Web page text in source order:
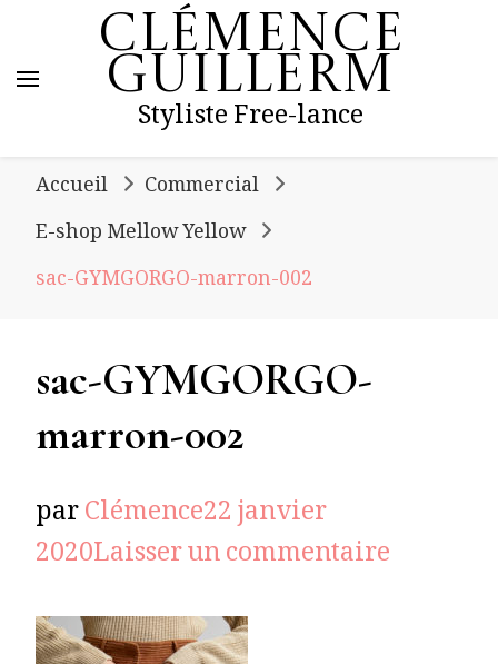
Clémence
Guillerm
Styliste Free-lance
Accueil
Commercial
E-shop Mellow Yellow
sac-GYMGORGO-marron-002
sac-GYMGORGO-
marron-002
parClémence22 janvier
2020Laisser un commentaire